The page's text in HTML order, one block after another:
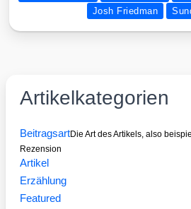
Josh Friedman
Artikelkategorien
BeitragsartDie Art des Artikels, also
Rezension
Artikel
Erzählung
Featured